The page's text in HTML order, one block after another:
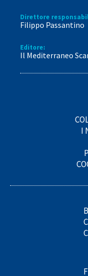
Direttore
Filippo Passantino
Editore:
Il Mediterraneo
I